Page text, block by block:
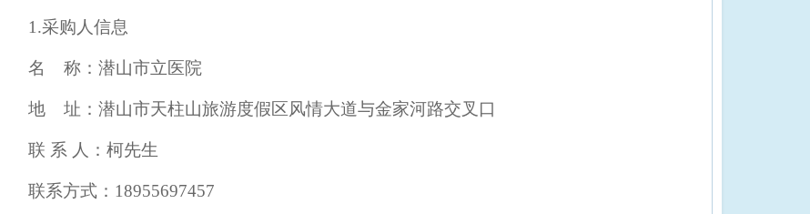
1.采购人信息
名 称： 潜山市立医院
地 址： 潜山市天柱山旅游度假区风情大道与金家河路交叉口
联 系 人： 柯先生
联系方式： 18955697457